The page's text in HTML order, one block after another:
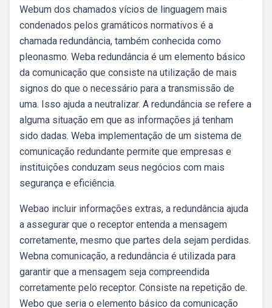
Webum dos chamados vícios de linguagem mais
condenados pelos gramáticos normativos é a
chamada redundância, também conhecida como
pleonasmo. Weba redundância é um elemento básico
da comunicação que consiste na utilização de mais
signos do que o necessário para a transmissão de
uma. Isso ajuda a neutralizar. A redundância se refere a
alguma situação em que as informações já tenham
sido dadas. Weba implementação de um sistema de
comunicação redundante permite que empresas e
instituições conduzam seus negócios com mais
segurança e eficiência.
Webao incluir informações extras, a redundância ajuda
a assegurar que o receptor entenda a mensagem
corretamente, mesmo que partes dela sejam perdidas.
Webna comunicação, a redundância é utilizada para
garantir que a mensagem seja compreendida
corretamente pelo receptor. Consiste na repetição de.
Webo que seria o elemento básico da comunicação